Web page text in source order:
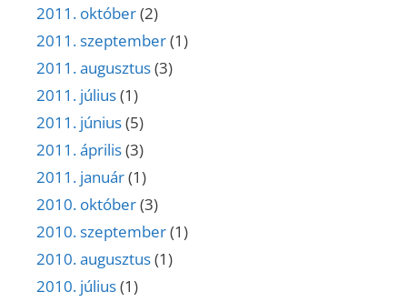
2011. október(2)
2011. szeptember(1)
2011. augusztus(3)
2011. július(1)
2011. június(5)
2011. április(3)
2011. január(1)
2010. október(3)
2010. szeptember(1)
2010. augusztus(1)
2010. július(1)